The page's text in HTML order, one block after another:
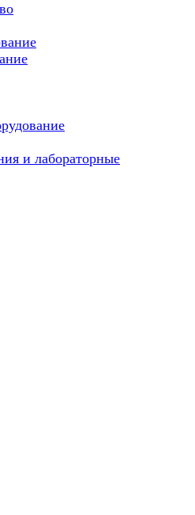
и лабораторные